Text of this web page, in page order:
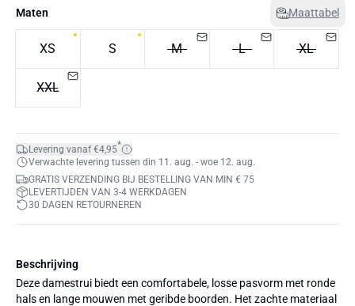
Maten Maattabel
XS S M L XL
XXL
Levering vanaf €4,95*
Verwachte levering tussen din 11. aug. - woe 12. aug.
GRATIS VERZENDING BIJ BESTELLING VAN MIN € 75
LEVERTIJDEN VAN 3-4 WERKDAGEN
30 DAGEN RETOURNEREN
Beschrijving
Deze damestrui biedt een comfortabele, losse pasvorm met ronde
hals en lange mouwen met geribde boorden. Het zachte materiaal